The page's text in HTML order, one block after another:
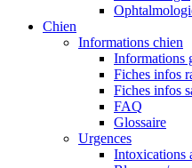
Chien
Informations chien
Informations
Fiches infos
Fiches infos
FAQ
Glossaire
Urgences
Intoxications